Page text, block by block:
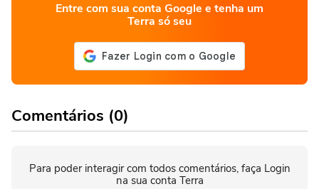
Entre com sua conta Google e tenha um
Terra só seu
Comentários (0)
Para poder interagir com todos comentários, faça Login
na sua conta Terra